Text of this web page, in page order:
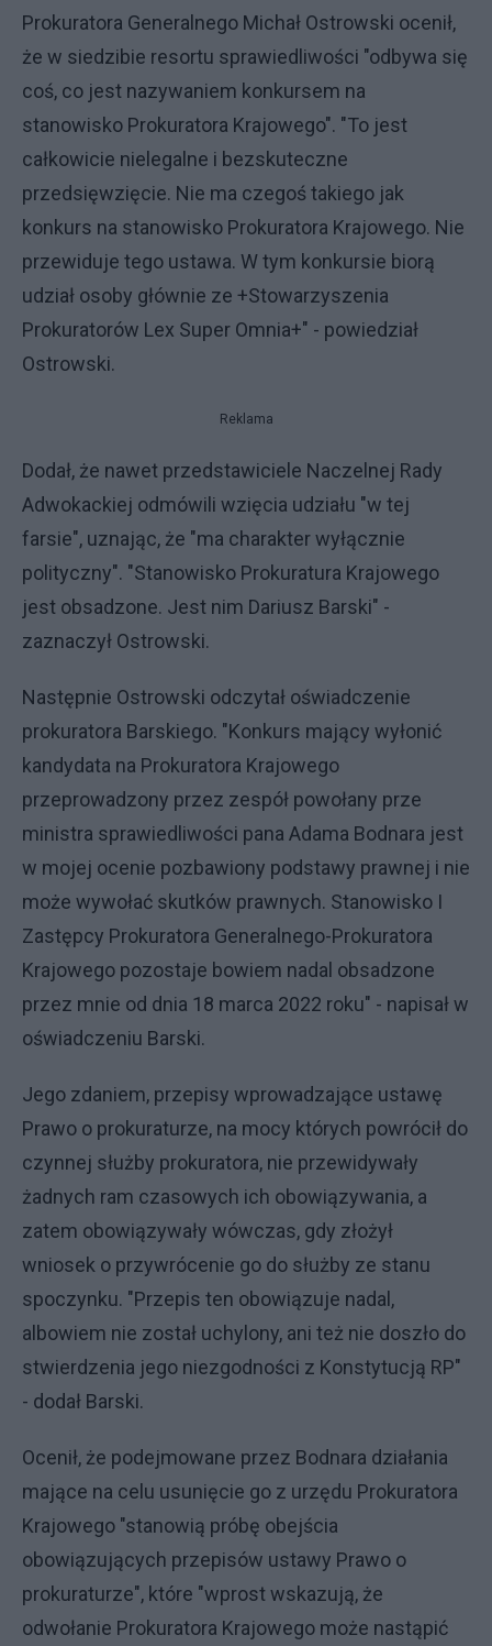
Prokuratora Generalnego Michał Ostrowski ocenił,
że w siedzibie resortu sprawiedliwości "odbywa się
coś, co jest nazywaniem konkursem na
stanowisko Prokuratora Krajowego". "To jest
całkowicie nielegalne i bezskuteczne
przedsięwzięcie. Nie ma czegoś takiego jak
konkurs na stanowisko Prokuratora Krajowego. Nie
przewiduje tego ustawa. W tym konkursie biorą
udział osoby głównie ze +Stowarzyszenia
Prokuratorów Lex Super Omnia+" - powiedział
Ostrowski.
Reklama
Dodał, że nawet przedstawiciele Naczelnej Rady
Adwokackiej odmówili wzięcia udziału "w tej
farsie", uznając, że "ma charakter wyłącznie
polityczny". "Stanowisko Prokuratura Krajowego
jest obsadzone. Jest nim Dariusz Barski" -
zaznaczył Ostrowski.
Następnie Ostrowski odczytał oświadczenie
prokuratora Barskiego. "Konkurs mający wyłonić
kandydata na Prokuratora Krajowego
przeprowadzony przez zespół powołany prze
ministra sprawiedliwości pana Adama Bodnara jest
w mojej ocenie pozbawiony podstawy prawnej i nie
może wywołać skutków prawnych. Stanowisko I
Zastępcy Prokuratora Generalnego-Prokuratora
Krajowego pozostaje bowiem nadal obsadzone
przez mnie od dnia 18 marca 2022 roku" - napisał w
oświadczeniu Barski.
Jego zdaniem, przepisy wprowadzające ustawę
Prawo o prokuraturze, na mocy których powrócił do
czynnej służby prokuratora, nie przewidywały
żadnych ram czasowych ich obowiązywania, a
zatem obowiązywały wówczas, gdy złożył
wniosek o przywrócenie go do służby ze stanu
spoczynku. "Przepis ten obowiązuje nadal,
albowiem nie został uchylony, ani też nie doszło do
stwierdzenia jego niezgodności z Konstytucją RP"
- dodał Barski.
Ocenił, że podejmowane przez Bodnara działania
mające na celu usunięcie go z urzędu Prokuratora
Krajowego "stanowią próbę obejścia
obowiązujących przepisów ustawy Prawo o
prokuraturze", które "wprost wskazują, że
odwołanie Prokuratora Krajowego może nastąpić